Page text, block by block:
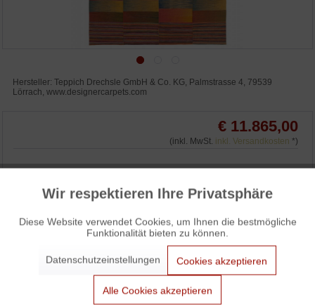
Hersteller: Teppich Drechsle GmbH & Co. KG, Palmstrasse 4, 79539
Lörrach, www.designercarpets.com
€ 11.865,00
(inkl. MwSt. inkl. Versandkosten *)
IN DEN WARENKORB
WUNSCHLISTE ANFRAGEN
3% Skonto bei Vorkasse: € 11.509,05
Designercarpets Iran Kelim Teppich / Kelim Rug
Funktionale Aktiv
Aktiv
Aktiv
Wir respektieren Ihre Privatsphäre
Diese Website verwendet Cookies, um Ihnen die bestmögliche
Funktionalität bieten zu können.
Datenschutzeinstellungen Cookies akzeptieren
Alle Cookies akzeptieren